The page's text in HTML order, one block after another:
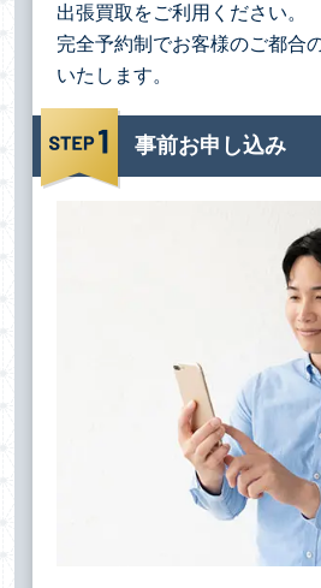
出張買取をご利用ください。
完全予約制でお客様のご都合
いたします。
事前お申し込み